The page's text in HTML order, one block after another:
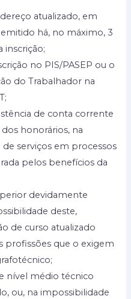
atualizado, em
há, no máximo, 3
inscrição;
no PIS/PASEP ou o
do Trabalhador na
de conta corrente
honorários, na
serviços em processos
pelos benefícios da
devidamente
deste,
de curso atualizado
profissões que o exigem
nível médio técnico
ou, na impossibilidade